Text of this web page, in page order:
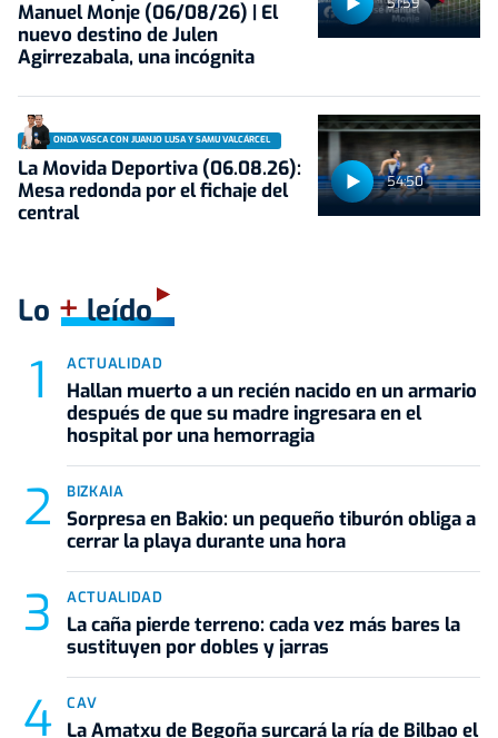
Manuel Monje (06/08/26) | El
nuevo destino de Julen
Agirrezabala, una incógnita
54:50
ONDA VASCA CON JUANJO LUSA Y SAMU VALCÁRCEL
La Movida Deportiva (06.08.26):
Mesa redonda por el fichaje del
central
Lo +leído
ACTUALIDAD
Hallan muerto a un recién nacido en un armario
después de que su madre ingresara en el
hospital por una hemorragia
BIZKAIA
Sorpresa en Bakio: un pequeño tiburón obliga a
cerrar la playa durante una hora
ACTUALIDAD
La caña pierde terreno: cada vez más bares la
sustituyen por dobles y jarras
CAV
La Amatxu de Begoña surcará la ría de Bilbao el